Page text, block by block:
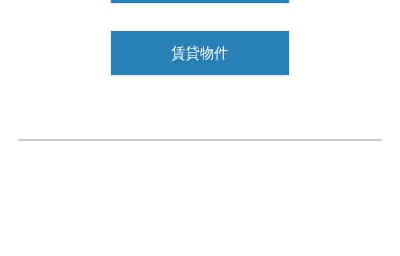
賃貸物件